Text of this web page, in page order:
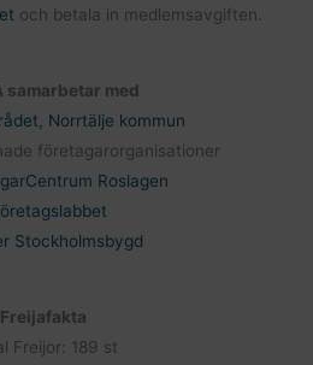
och betala in medlemsavgiften.
samarbetar med
Norrtälje kommun
företagarorganisationer
Roslagen
Stockholmsbygd
Freijafakta
Freijor: 189 st